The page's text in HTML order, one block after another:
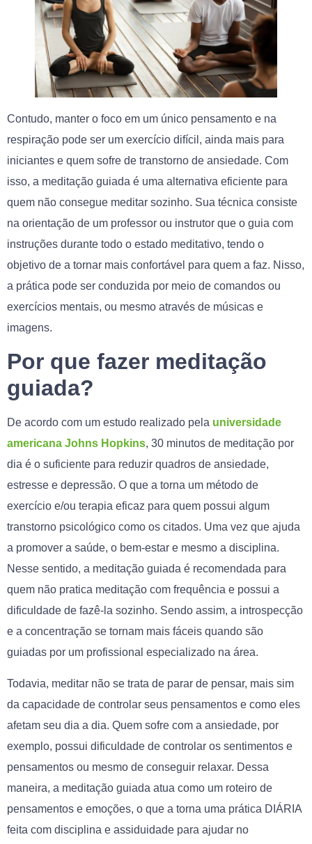
Contudo, manter o foco em um único pensamento e na
respiração pode ser um exercício difícil, ainda mais para
iniciantes e quem sofre de transtorno de ansiedade. Com
isso, a meditação guiada é uma alternativa eficiente para
quem não consegue meditar sozinho. Sua técnica consiste
na orientação de um professor ou instrutor que o guia com
instruções durante todo o estado meditativo, tendo o
objetivo de a tornar mais confortável para quem a faz. Nisso,
a prática pode ser conduzida por meio de comandos ou
exercícios mentais, ou mesmo através de músicas e
imagens.
Por que fazer meditação
guiada?
De acordo com um estudo realizado pela universidade
americana Johns Hopkins, 30 minutos de meditação por
dia é o suficiente para reduzir quadros de ansiedade,
estresse e depressão. O que a torna um método de
exercício e/ou terapia eficaz para quem possui algum
transtorno psicológico como os citados. Uma vez que ajuda
a promover a saúde, o bem-estar e mesmo a disciplina.
Nesse sentido, a meditação guiada é recomendada para
quem não pratica meditação com frequência e possui a
dificuldade de fazê-la sozinho. Sendo assim, a introspecção
e a concentração se tornam mais fáceis quando são
guiadas por um profissional especializado na área.
Todavia, meditar não se trata de parar de pensar, mais sim
da capacidade de controlar seus pensamentos e como eles
afetam seu dia a dia. Quem sofre com a ansiedade, por
exemplo, possui dificuldade de controlar os sentimentos e
pensamentos ou mesmo de conseguir relaxar. Dessa
maneira, a meditação guiada atua como um roteiro de
pensamentos e emoções, o que a torna uma prática DIÁRIA
feita com disciplina e assiduidade para ajudar no